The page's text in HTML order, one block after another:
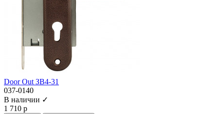
Door Out ЗВ4-31
037-0140
В наличии ✓
1 710 р